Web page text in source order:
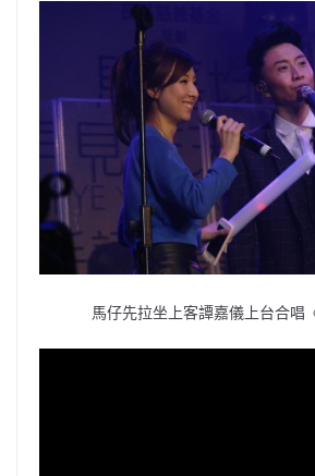
馬仔先拉坐上客譚嘉儀上台合唱